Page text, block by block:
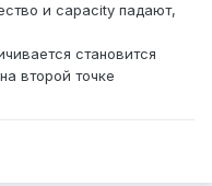
и capacity падают,
становится
второй точке